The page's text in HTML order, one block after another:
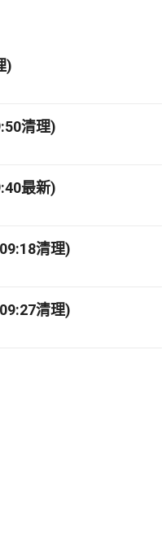
)
清理)
最新)
清理)
清理)